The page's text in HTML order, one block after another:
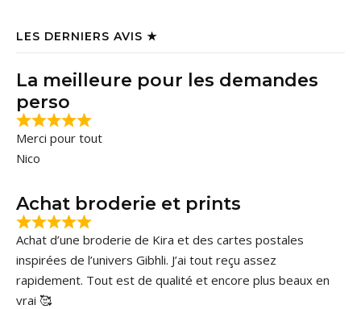
LES DERNIERS AVIS ★
La meilleure pour les demandes
perso
Merci pour tout
Nico
Achat broderie et prints
Achat d’une broderie de Kira et des cartes postales
inspirées de l’univers Gibhli. J’ai tout reçu assez
rapidement. Tout est de qualité et encore plus beaux en
vrai 🥰